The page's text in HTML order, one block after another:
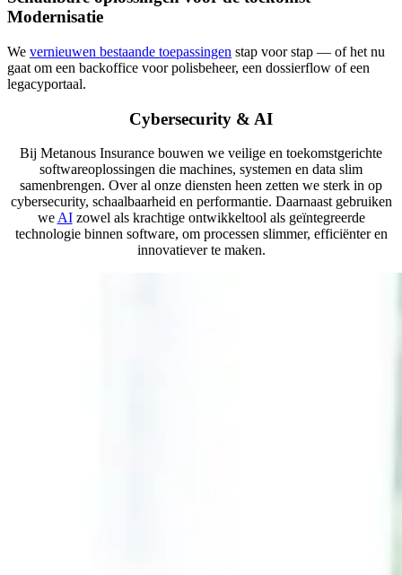
Modernisatie
We vernieuwen bestaande toepassingen stap voor stap — of het nu
gaat om een backoffice voor polisbeheer, een dossierflow of een
legacyportaal.
Cybersecurity & AI
Bij Metanous Insurance bouwen we veilige en toekomstgerichte
softwareoplossingen die machines, systemen en data slim
samenbrengen. Over al onze diensten heen zetten we sterk in op
cybersecurity, schaalbaarheid en performantie. Daarnaast gebruiken
we AIzowel als krachtige ontwikkeltool als geïntegreerde
technologie binnen software, om processen slimmer, efficiënter en
innovatiever te maken.